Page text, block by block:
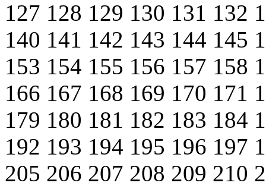
127 128 129 130 131 132
140 141 142 143 144 145
153 154 155 156 157 158
166 167 168 169 170 171
179 180 181 182 183 184
192 193 194 195 196 197
205 206 207 208 209 210